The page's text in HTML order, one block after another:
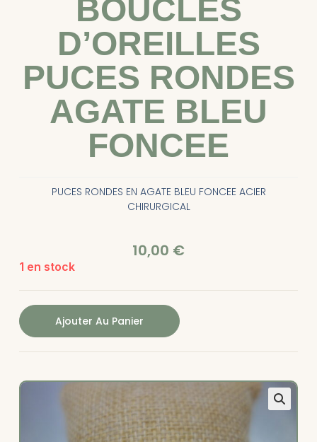
BOUCLES
D’OREILLES
PUCES RONDES
AGATE BLEU
FONCEE
PUCES RONDES EN AGATE BLEU FONCEE ACIER
CHIRURGICAL
10,00 €
1 en stock
Ajouter Au Panier